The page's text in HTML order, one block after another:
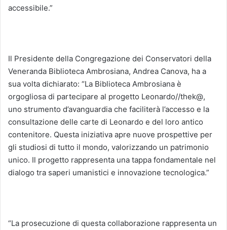
accessibile.”
Il Presidente della Congregazione dei Conservatori della
Veneranda Biblioteca Ambrosiana, Andrea Canova, ha a
sua volta dichiarato: “La Biblioteca Ambrosiana è
orgogliosa di partecipare al progetto Leonardo//thek@,
uno strumento d’avanguardia che faciliterà l’accesso e la
consultazione delle carte di Leonardo e del loro antico
contenitore. Questa iniziativa apre nuove prospettive per
gli studiosi di tutto il mondo, valorizzando un patrimonio
unico. Il progetto rappresenta una tappa fondamentale nel
dialogo tra saperi umanistici e innovazione tecnologica.”
“La prosecuzione di questa collaborazione rappresenta un